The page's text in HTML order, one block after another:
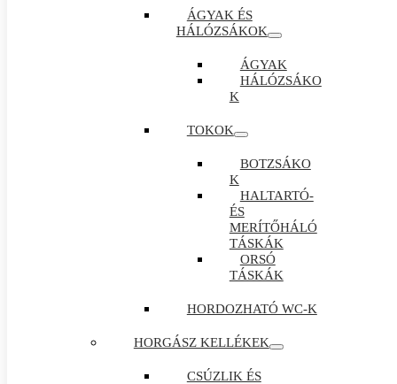
ÁGYAK ÉS
HÁLÓZSÁKOK
ÁGYAK
HÁLÓZSÁKO
K
TOKOK
BOTZSÁKO
K
HALTARTÓ-
ÉS
MERÍTŐHÁLÓ
TÁSKÁK
ORSÓ
TÁSKÁK
HORDOZHATÓ WC-K
HORGÁSZ KELLÉKEK
CSÚZLIK ÉS